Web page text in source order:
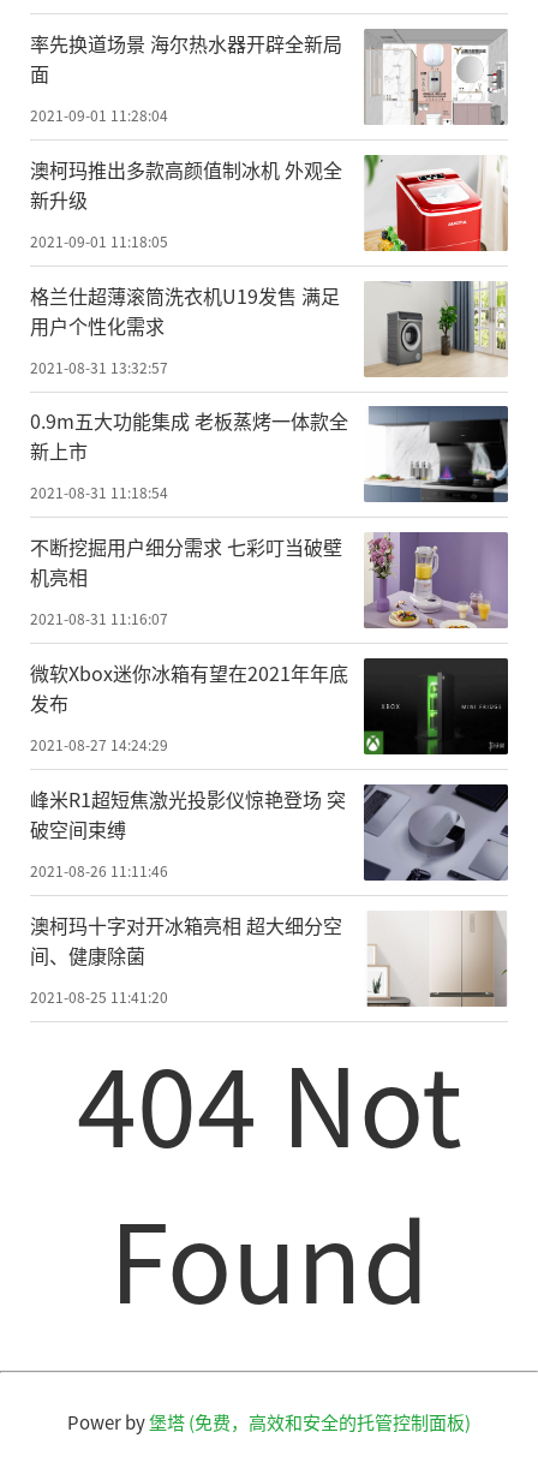
率先换道场景 海尔热水器开辟全新局
面
2021-09-01 11:28:04
澳柯玛推出多款高颜值制冰机 外观全
新升级
2021-09-01 11:18:05
格兰仕超薄滚筒洗衣机U19发售 满足
用户个性化需求
2021-08-31 13:32:57
0.9m五大功能集成 老板蒸烤一体款全
新上市
2021-08-31 11:18:54
不断挖掘用户细分需求 七彩叮当破壁
机亮相
2021-08-31 11:16:07
微软Xbox迷你冰箱有望在2021年年底
发布
2021-08-27 14:24:29
峰米R1超短焦激光投影仪惊艳登场 突
破空间束缚
2021-08-26 11:11:46
澳柯玛十字对开冰箱亮相 超大细分空
间、健康除菌
2021-08-25 11:41:20
404 Not
Found
Power by堡塔 (免费，高效和安全的托管控制面板)